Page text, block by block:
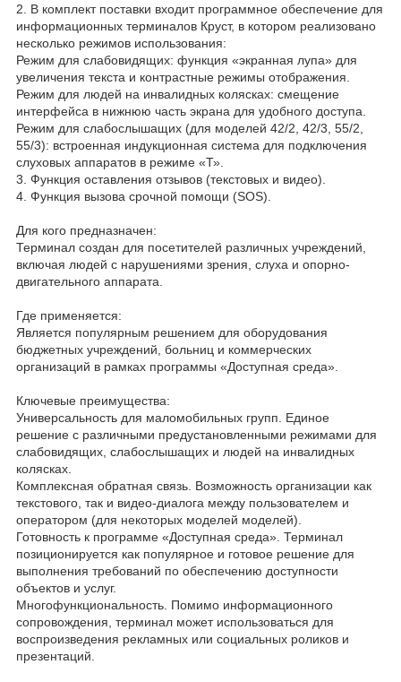
2. В комплект поставки входит программное обеспечение для
информационных терминалов Круст, в котором реализовано
несколько режимов использования:
Режим для слабовидящих: функция «экранная лупа» для
увеличения текста и контрастные режимы отображения.
Режим для людей на инвалидных колясках: смещение
интерфейса в нижнюю часть экрана для удобного доступа.
Режим для слабослышащих (для моделей 42/2, 42/3, 55/2,
55/3): встроенная индукционная система для подключения
слуховых аппаратов в режиме «Т».
3. Функция оставления отзывов (текстовых и видео).
4. Функция вызова срочной помощи (SOS).
Для кого предназначен:
Терминал создан для посетителей различных учреждений,
включая людей с нарушениями зрения, слуха и опорно-
двигательного аппарата.
Где применяется:
Является популярным решением для оборудования
бюджетных учреждений, больниц и коммерческих
организаций в рамках программы «Доступная среда».
Ключевые преимущества:
Универсальность для маломобильных групп. Единое
решение с различными предустановленными режимами для
слабовидящих, слабослышащих и людей на инвалидных
колясках.
Комплексная обратная связь. Возможность организации как
текстового, так и видео-диалога между пользователем и
оператором (для некоторых моделей моделей).
Готовность к программе «Доступная среда». Терминал
позиционируется как популярное и готовое решение для
выполнения требований по обеспечению доступности
объектов и услуг.
Многофункциональность. Помимо информационного
сопровождения, терминал может использоваться для
воспроизведения рекламных или социальных роликов и
презентаций.